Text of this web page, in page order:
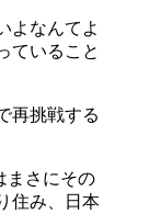
よなんてよ
ていること
再挑戦する
まさにその
住み、日本